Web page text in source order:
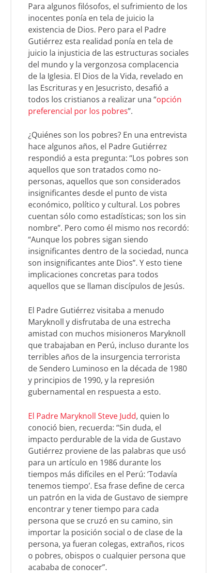
Para algunos filósofos, el sufrimiento de los
inocentes ponía en tela de juicio la
existencia de Dios. Pero para el Padre
Gutiérrez esta realidad ponía en tela de
juicio la injusticia de las estructuras sociales
del mundo y la vergonzosa complacencia
de la Iglesia. El Dios de la Vida, revelado en
las Escrituras y en Jesucristo, desafió a
todos los cristianos a realizar una “opción
preferencial por los pobres”.
¿Quiénes son los pobres? En una entrevista
hace algunos años, el Padre Gutiérrez
respondió a esta pregunta: “Los pobres son
aquellos que son tratados como no-
personas, aquellos que son considerados
insignificantes desde el punto de vista
económico, político y cultural. Los pobres
cuentan sólo como estadísticas; son los sin
nombre”. Pero como él mismo nos recordó:
“Aunque los pobres sigan siendo
insignificantes dentro de la sociedad, nunca
son insignificantes ante Dios”. Y esto tiene
implicaciones concretas para todos
aquellos que se llaman discípulos de Jesús.
El Padre Gutiérrez visitaba a menudo
Maryknoll y disfrutaba de una estrecha
amistad con muchos misioneros Maryknoll
que trabajaban en Perú, incluso durante los
terribles años de la insurgencia terrorista
de Sendero Luminoso en la década de 1980
y principios de 1990, y la represión
gubernamental en respuesta a esto.
El Padre Maryknoll Steve Judd, quien lo
conoció bien, recuerda: “Sin duda, el
impacto perdurable de la vida de Gustavo
Gutiérrez proviene de las palabras que usó
para un artículo en 1986 durante los
tiempos más difíciles en el Perú: ‘Todavía
tenemos tiempo’. Esa frase define de cerca
un patrón en la vida de Gustavo de siempre
encontrar y tener tiempo para cada
persona que se cruzó en su camino, sin
importar la posición social o de clase de la
persona, ya fueran colegas, extraños, ricos
o pobres, obispos o cualquier persona que
acababa de conocer”.